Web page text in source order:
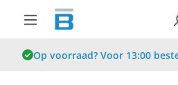
Op voorraad? Voor 13:00